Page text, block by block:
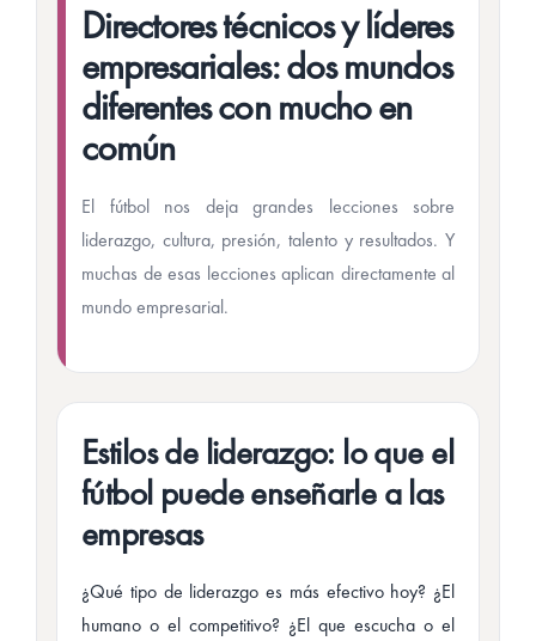
Directores técnicos y líderes
empresariales: dos mundos
diferentes con mucho en
común
El fútbol nos deja grandes lecciones sobre
liderazgo, cultura, presión, talento y resultados. Y
muchas de esas lecciones aplican directamente al
mundo empresarial.
Estilos de liderazgo: lo que el
fútbol puede enseñarle a las
empresas
¿Qué tipo de liderazgo es más efectivo hoy? ¿El
humano o el competitivo? ¿El que escucha o el